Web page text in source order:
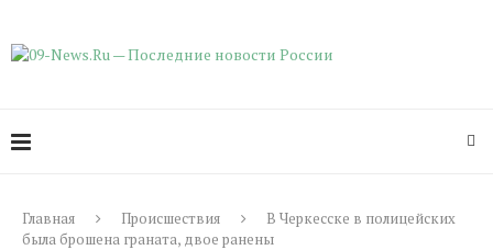
Главная Происшествия
В Черкесске в полицейских
была брошена граната, двое ранены